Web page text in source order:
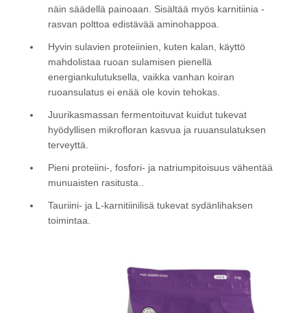
näin säädellä painoaan. Sisältää myös karnitiinia -
rasvan polttoa edistävää aminohappoa.
Hyvin sulavien proteiinien, kuten kalan, käyttö
mahdolistaa ruoan sulamisen pienellä
energiankulutuksella, vaikka vanhan koiran
ruoansulatus ei enää ole kovin tehokas.
Juurikasmassan fermentoituvat kuidut tukevat
hyödyllisen mikrofloran kasvua ja ruuansulatuksen
terveyttä.
Pieni proteiini-, fosfori- ja natriumpitoisuus vähentää
munuaisten rasitusta..
Tauriini- ja L-karnitiinilisä tukevat sydänlihaksen
toimintaa.